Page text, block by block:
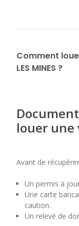
Comment
LES MINES ?
louer une
Avant de
Un permis à
Une carte
caution.
Un relevé de